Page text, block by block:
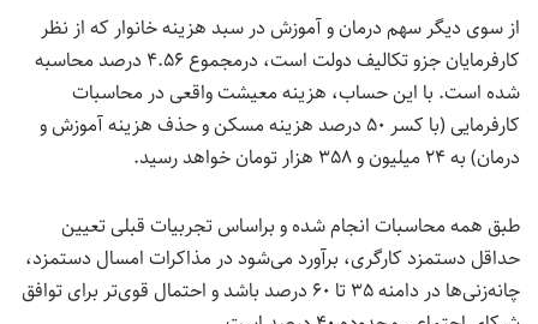
از سوی دیگر سهم درمان و آموزش در سبد هزینه خانوار که از نظر
کارفرمایان جزو تکالیف دولت است، درمجموع ۴.۵۶ درصد محاسبه
شده است. با این حساب، هزینه معیشت واقعی در محاسبات
کارفرمایی (با کسر ۵۰ درصد هزینه مسکن و حذف هزینه آموزش و
درمان) به ۲۴ میلیون و ۳۵۸ هزار تومان خواهد رسید.
طبق همه محاسبات انجام شده و براساس تجربیات قبلی تعیین
حداقل دستمزد کارگری، برآورد می‌شود در مذاکرات امسال دستمزد،
چانه‌زنی‌ها در دامنه ۳۵ تا ۶۰ درصد باشد و احتمال قوی‌تر برای توافق